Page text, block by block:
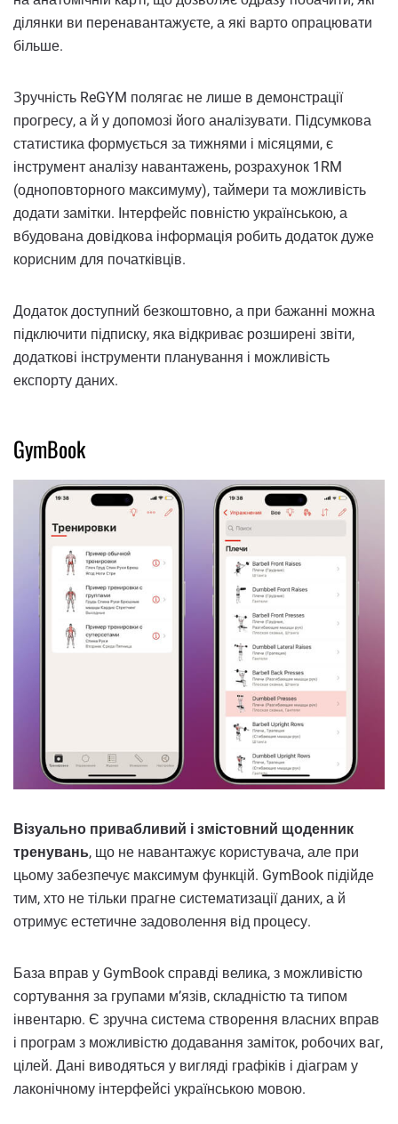
ділянки ви перенавантажуєте, а які варто опрацювати
більше.
Зручність ReGYM полягає не лише в демонстрації
прогресу, а й у допомозі його аналізувати. Підсумкова
статистика формується за тижнями і місяцями, є
інструмент аналізу навантажень, розрахунок 1RM
(одноповторного максимуму), таймери та можливість
додати замітки. Інтерфейс повністю українською, а
вбудована довідкова інформація робить додаток дуже
корисним для початківців.
Додаток доступний безкоштовно, а при бажанні можна
підключити підписку, яка відкриває розширені звіти,
додаткові інструменти планування і можливість
експорту даних.
GymBook
Візуально привабливий і змістовний щоденник
тренувань, що не навантажує користувача, але при
цьому забезпечує максимум функцій. GymBook підійде
тим, хто не тільки прагне систематизації даних, а й
отримує естетичне задоволення від процесу.
База вправ у GymBook справді велика, з можливістю
сортування за групами м’язів, складністю та типом
інвентарю. Є зручна система створення власних вправ
і програм з можливістю додавання заміток, робочих ваг,
цілей. Дані виводяться у вигляді графіків і діаграм у
лаконічному інтерфейсі українською мовою.